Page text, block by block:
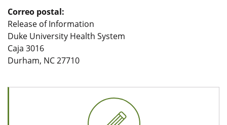
Correo postal:
Release of Information
Duke University Health System
Caja 3016
Durham, NC 27710